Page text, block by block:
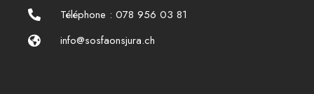
Téléphone : 078 956 03 81
info@sosfaonsjura.ch